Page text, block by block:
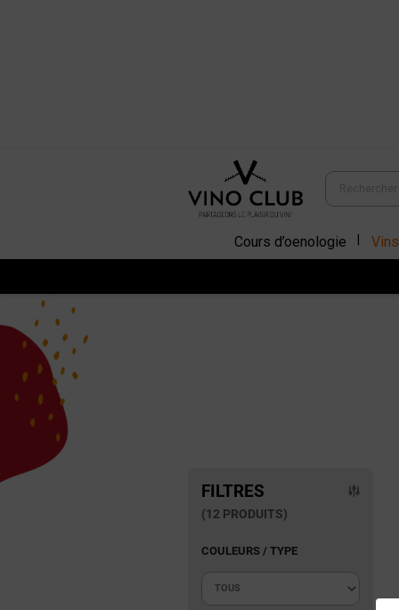
Cours d’oenologie Vins
FILTRES
(12 PRODUITS)
COULEURS / TYPE